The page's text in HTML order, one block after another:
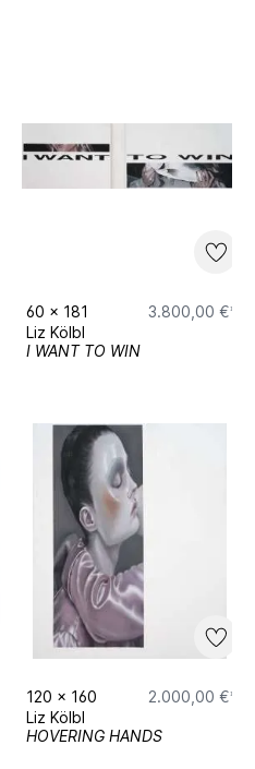
60 x 181
3.800,00 €*
Liz Kölbl
I WANT TO WIN
120 x 160
2.000,00 €*
Liz Kölbl
HOVERING HANDS